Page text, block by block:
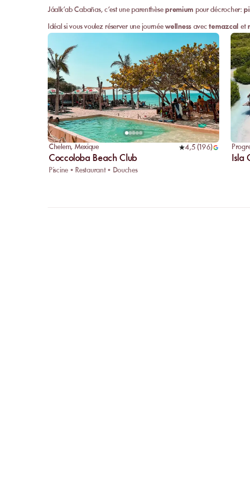
Jáalk’ab Cabañas, c’est une parenthèse premium pour décrocher:
Idéal si vous voulez réserver une journéewellness avectemazcal et
Chelem, Mexique 4,5(196)
Coccoloba Beach Club
Piscine • Restaurant • Douches
Isla